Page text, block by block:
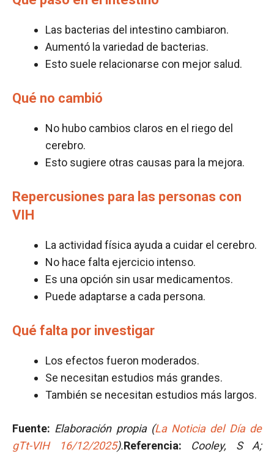
Las bacterias del intestino cambiaron.
Aumentó la variedad de bacterias.
Esto suele relacionarse con mejor salud.
Qué no cambió
No hubo cambios claros en el riego del
cerebro.
Esto sugiere otras causas para la mejora.
Repercusiones para las personas con
VIH
La actividad física ayuda a cuidar el cerebro.
No hace falta ejercicio intenso.
Es una opción sin usar medicamentos.
Puede adaptarse a cada persona.
Qué falta por investigar
Los efectos fueron moderados.
Se necesitan estudios más grandes.
También se necesitan estudios más largos.
Fuente: Elaboración propia (La Noticia del Día de
gTt-VIH 16/12/2025).Referencia: Cooley, S A;